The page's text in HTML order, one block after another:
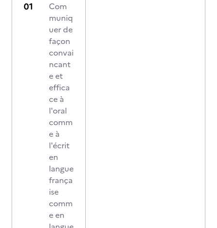
Com
muniq
uer de
façon
convai
ncant
e et
effica
ce à
l'oral
comm
e à
l'écrit
en
langue
frança
ise
comm
e en